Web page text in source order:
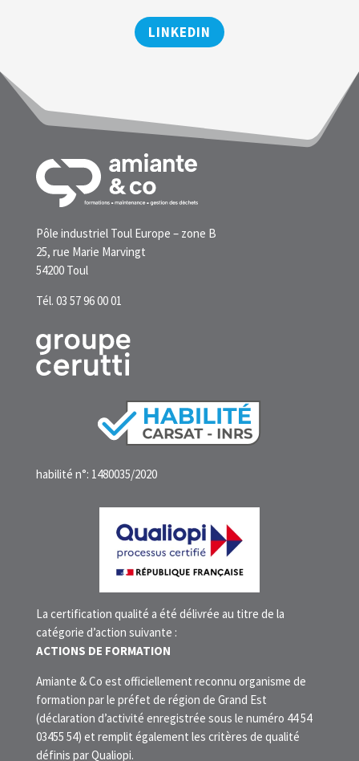
LINKEDIN
Pôle industriel Toul Europe – zone B
25, rue Marie Marvingt
54200 Toul
Tél. 03 57 96 00 01
habilité n°: 1480035/2020
La certification qualité a été délivrée au titre de la
catégorie d’action suivante :
ACTIONS DE FORMATION
Amiante & Co est officiellement reconnu organisme de
formation par le préfet de région de Grand Est
(déclaration d’activité enregistrée sous le numéro 44 54
03455 54) et remplit également les critères de qualité
définis par Qualiopi.